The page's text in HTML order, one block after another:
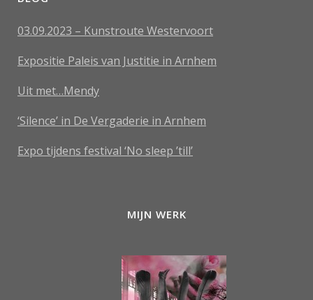
03.09.2023 – Kunstroute Westervoort
Expositie Paleis van Justitie in Arnhem
Uit met…Mendy
‘Silence’ in De Vergaderie in Arnhem
Expo tijdens festival ‘No sleep ’till’
MIJN WERK